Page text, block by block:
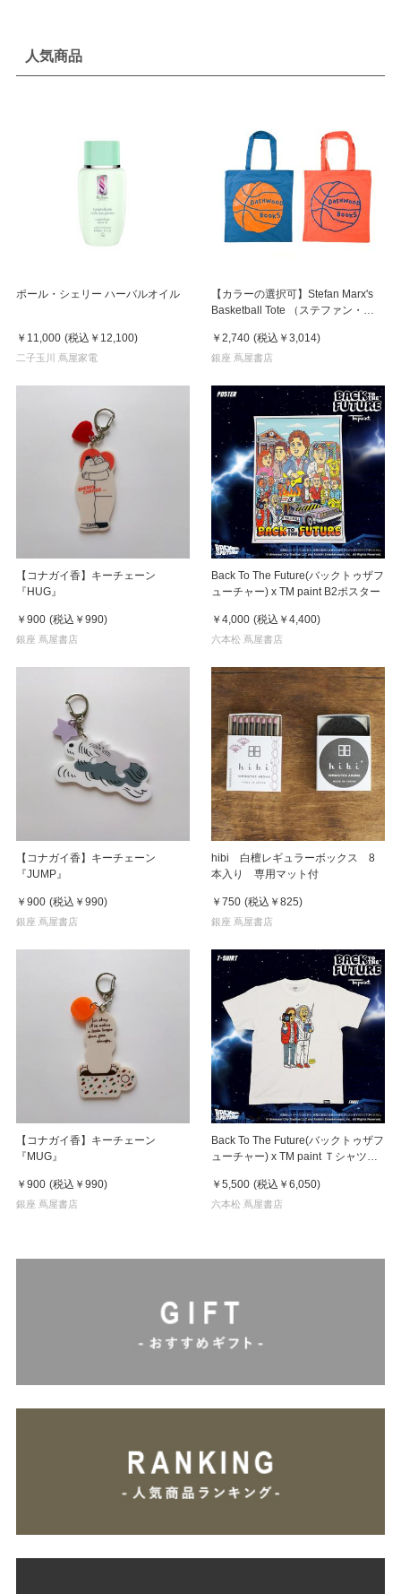
人気商品
ポール・シェリー ハーバルオイル
￥11,000 (税込 ￥12,100)
二子玉川 蔦屋家電
【カラーの選択可】Stefan Marx's
Basketball Tote （ステファン・マ
￥2,740 (税込 ￥3,014)
銀座 蔦屋書店
【コナガイ香】キーチェーン
『HUG』
￥900 (税込 ￥990)
銀座 蔦屋書店
Back To The Future(バックトゥザフ
ューチャー) x TM paint B2ポスター
￥4,000 (税込 ￥4,400)
六本松 蔦屋書店
【コナガイ香】キーチェーン
『JUMP』
￥900 (税込 ￥990)
銀座 蔦屋書店
hibi 白檀レギュラーボックス 8
本入り 専用マット付
￥750 (税込 ￥825)
銀座 蔦屋書店
【コナガイ香】キーチェーン
『MUG』
￥900 (税込 ￥990)
銀座 蔦屋書店
Back To The Future(バックトゥザフ
ューチャー) x TM paint Ｔシャツ
￥5,500 (税込 ￥6,050)
六本松 蔦屋書店